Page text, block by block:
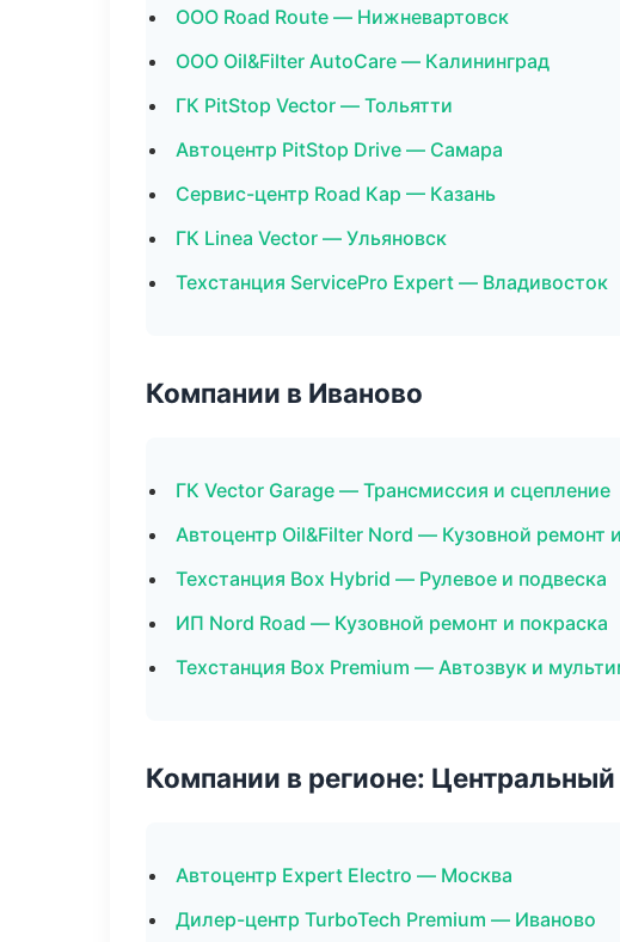
ООО Road Route — Нижневартовск
ООО Oil&Filter AutoCare — Калининград
ГК PitStop Vector — Тольятти
Автоцентр PitStop Drive — Самара
Сервис-центр Road Кар — Казань
ГК Linea Vector — Ульяновск
Техстанция ServicePro Expert — Владивосток
Компании в Иваново
ГК Vector Garage — Трансмиссия и сцепление
Автоцентр Oil&Filter Nord — Кузовной ремонт
Техстанция Box Hybrid — Рулевое и подвеска
ИП Nord Road — Кузовной ремонт и покраска
Техстанция Box Premium — Автозвук и
Компании в регионе:
Автоцентр Expert Electro — Москва
Дилер-центр TurboTech Premium — Иваново